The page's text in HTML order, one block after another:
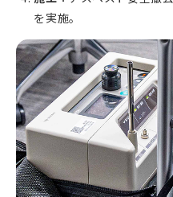
を実施。